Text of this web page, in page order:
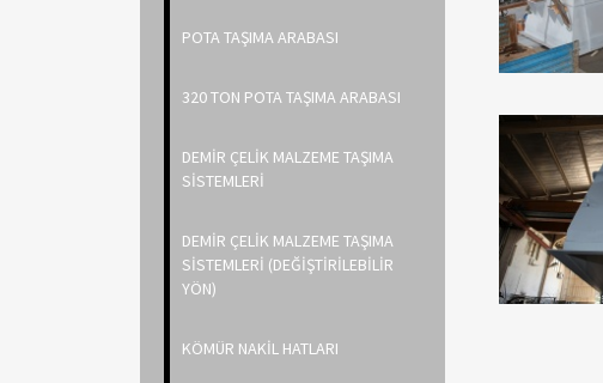
POTA TAŞIMA ARABASI
320 TON POTA TAŞIMA ARABASI
DEMİR ÇELİK MALZEME TAŞIMA
SİSTEMLERİ
DEMİR ÇELİK MALZEME TAŞIMA
SİSTEMLERİ (DEĞİŞTİRİLEBİLİR
YÖN)
KÖMÜR NAKİL HATLARI